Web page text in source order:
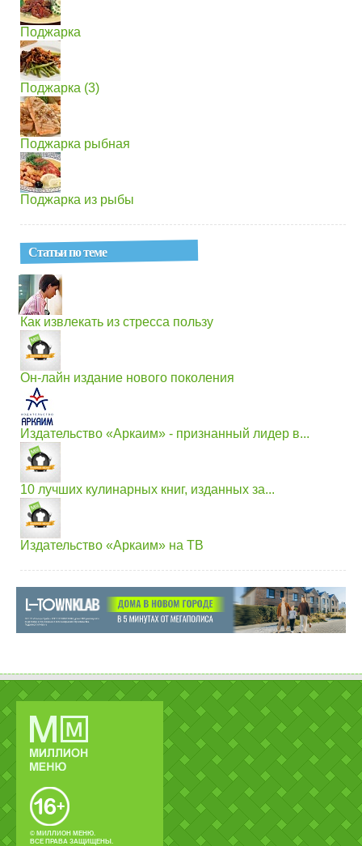
Поджарка
Поджарка (3)
Поджарка рыбная
Поджарка из рыбы
Статьи по теме
Как извлекать из стресса пользу
Он-лайн издание нового поколения
Издательство «Аркаим» - признанный лидер в...
10 лучших кулинарных книг, изданных за...
Издательство «Аркаим» на ТВ
© МИЛЛИОН МЕНЮ.
ВСЕ ПРАВА ЗАЩИЩЕНЫ.